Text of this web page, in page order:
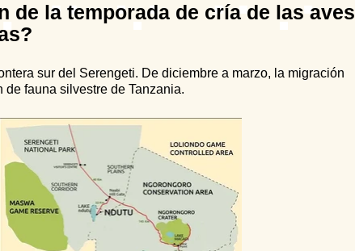
de la temporada de cría de las aves
sur del Serengeti. De diciembre a marzo, la migración
fauna silvestre de Tanzania.